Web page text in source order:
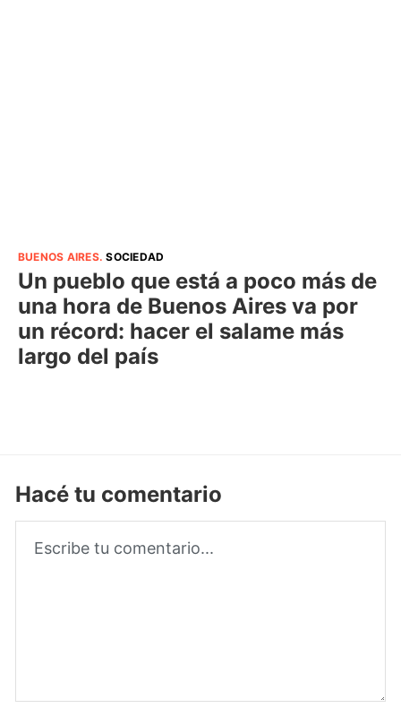
BUENOS AIRES.SOCIEDAD
Un pueblo que está a poco más de
una hora de Buenos Aires va por
un récord: hacer el salame más
largo del país
Hacé tu comentario